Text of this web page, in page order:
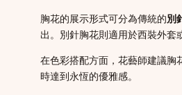
胸花的展示形式可分為傳統的別
出。別針胸花則適用於西裝外套
在色彩搭配方面，花藝師建議胸
時達到永恆的優雅感。